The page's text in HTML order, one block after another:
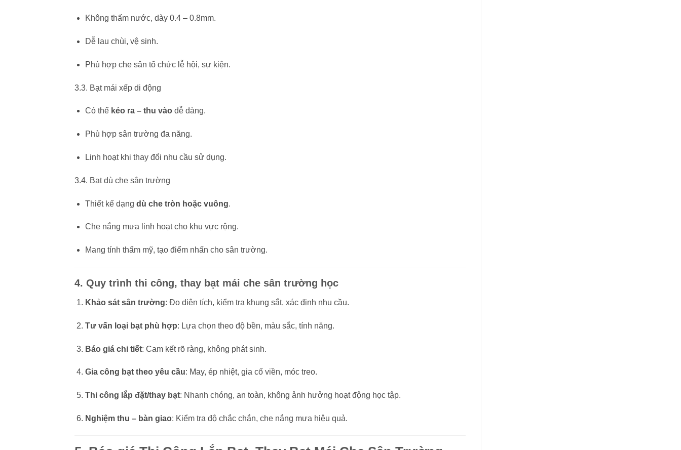
Không thấm nước, dày 0.4 – 0.8mm.
Dễ lau chùi, vệ sinh.
Phù hợp che sân tổ chức lễ hội, sự kiện.
3.3. Bạt mái xếp di động
Có thể kéo ra – thu vàodễ dàng.
Phù hợp sân trường đa năng.
Linh hoạt khi thay đổi nhu cầu sử dụng.
3.4. Bạt dù che sân trường
Thiết kế dạng dù che tròn hoặc vuông.
Che nắng mưa linh hoạt cho khu vực rộng.
Mang tính thẩm mỹ, tạo điểm nhấn cho sân trường.
4. Quy trình thi công, thay bạt mái che sân trường học
Khảo sát sân trường: Đo diện tích, kiểm tra khung sắt, xác định nhu cầu.
Tư vấn loại bạt phù hợp: Lựa chọn theo độ bền, màu sắc, tính năng.
Báo giá chi tiết: Cam kết rõ ràng, không phát sinh.
Gia công bạt theo yêu cầu: May, ép nhiệt, gia cố viền, móc treo.
Thi công lắp đặt/thay bạt: Nhanh chóng, an toàn, không ảnh hưởng hoạt động học tập.
Nghiệm thu – bàn giao: Kiểm tra độ chắc chắn, che nắng mưa hiệu quả.